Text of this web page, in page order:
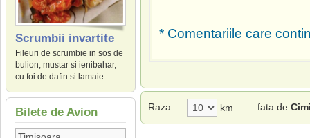
Scrumbii invartite
Fileuri de scrumbie in sos de
bulion, mustar si ienibahar,
cu foi de dafin si lamaie. ...
Bilete de Avion
* Comentariile care
Raza: km fata de